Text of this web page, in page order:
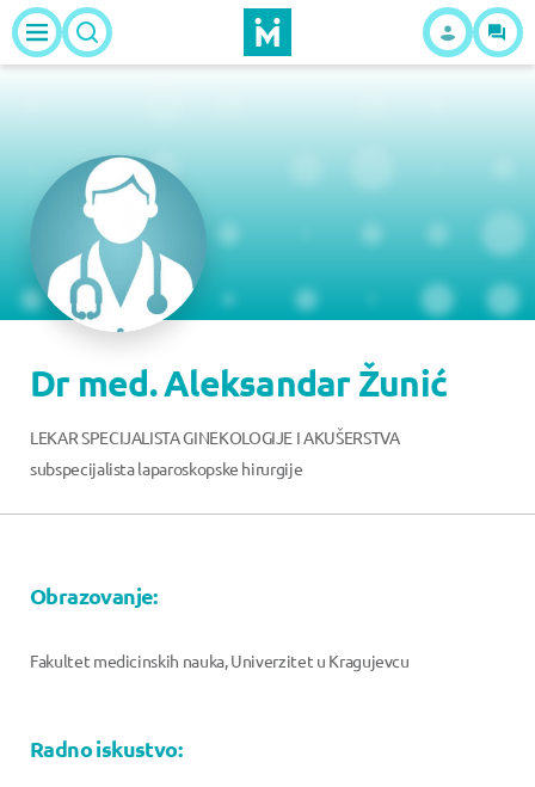
Dr med. Aleksandar Žunić
LEKAR SPECIJALISTA GINEKOLOGIJE I AKUŠERSTVA
subspecijalista laparoskopske hirurgije
Obrazovanje:
Fakultet medicinskih nauka, Univerzitet u Kragujevcu
Radno iskustvo: